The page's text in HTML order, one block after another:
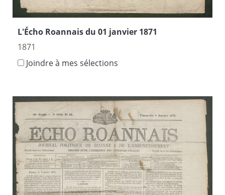
L'Écho Roannais du 01 janvier 1871
1871
Joindre à mes sélections